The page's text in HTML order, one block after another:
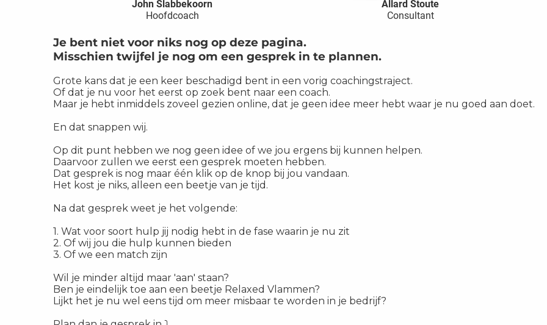
John Slabbekoorn
Hoofdcoach
Allard Stoute
Consultant
Je bent niet voor niks nog op deze pagina.
Misschien twijfel je nog om een gesprek in te plannen.
Grote kans dat je een keer beschadigd bent in een vorig coachingstraject.
Of dat je nu voor het eerst op zoek bent naar een coach.
Maar je hebt inmiddels zoveel gezien online, dat je geen idee meer hebt waar je nu goed aan doet.
En dat snappen wij.
Op dit punt hebben we nog geen idee of we jou ergens bij kunnen helpen.
Daarvoor zullen we eerst een gesprek moeten hebben.
Dat gesprek is nog maar één klik op de knop bij jou vandaan.
Het kost je niks, alleen een beetje van je tijd.
Na dat gesprek weet je het volgende:
1. Wat voor soort hulp jij nodig hebt in de fase waarin je nu zit
2. Of wij jou die hulp kunnen bieden
3. Of we een match zijn
Wil je minder altijd maar 'aan' staan?
Ben je eindelijk toe aan een beetje Relaxed Vlammen?
Lijkt het je nu wel eens tijd om meer misbaar te worden in je bedrijf?